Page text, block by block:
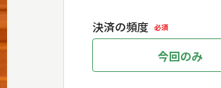
決済の頻度 必須
今回のみ